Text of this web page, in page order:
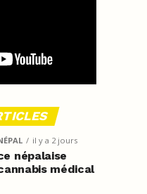
il y a 2 jours
népalaise
médical